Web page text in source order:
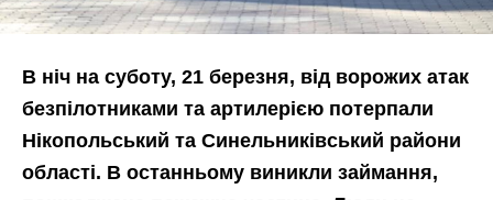
В ніч на суботу, 21 березня, від ворожих атак
безпілотниками та артилерією потерпали
Нікопольський та Синельниківський райони
області. В останньому виникли займання,